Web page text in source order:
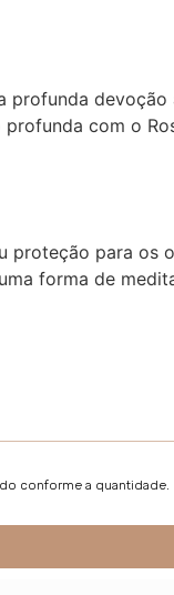
profunda devoção
com o
proteção para os
forma de
conforme a quantidade.